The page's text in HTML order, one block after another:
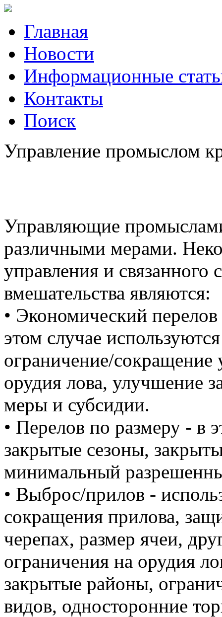
Главная
Новости
Информационные
Контакты
Поиск
Управление промыслом
Управляющие
различными мерами.
управления и связанного
вмешательства являются:
• Экономический
этом случае
ограничение/сокращение
орудия лова, улучшение
меры и субсидии.
• Перелов по размеру - в
закрытые сезоны,
минимальный
• Выброс/прилов -
сокращения прилова,
черепах, размер ячеи,
ограничения на орудия
закрытые районы,
видов, односторонние